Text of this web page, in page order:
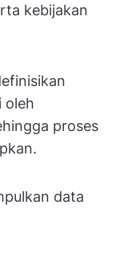
kebijakan
oleh
proses
data